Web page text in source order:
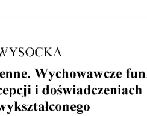
Wychowawcze
i doświadczeniach